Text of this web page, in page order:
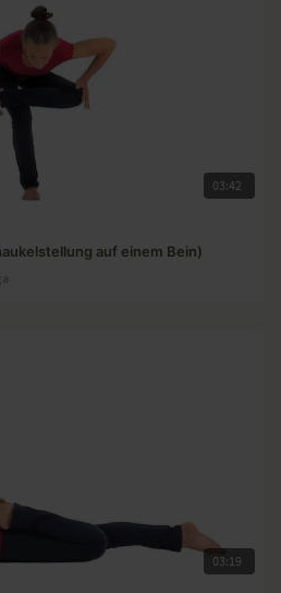
03:42
auf einem Bein)
03:19